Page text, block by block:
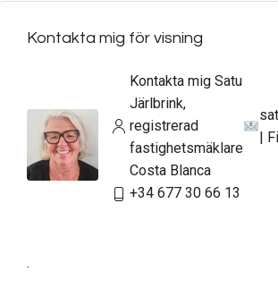
Kontakta mig för visning
Kontakta mig Satu
Järlbrink,
registrerad
fastighetsmäklare
Costa Blanca
|
+34 677 30 66 13